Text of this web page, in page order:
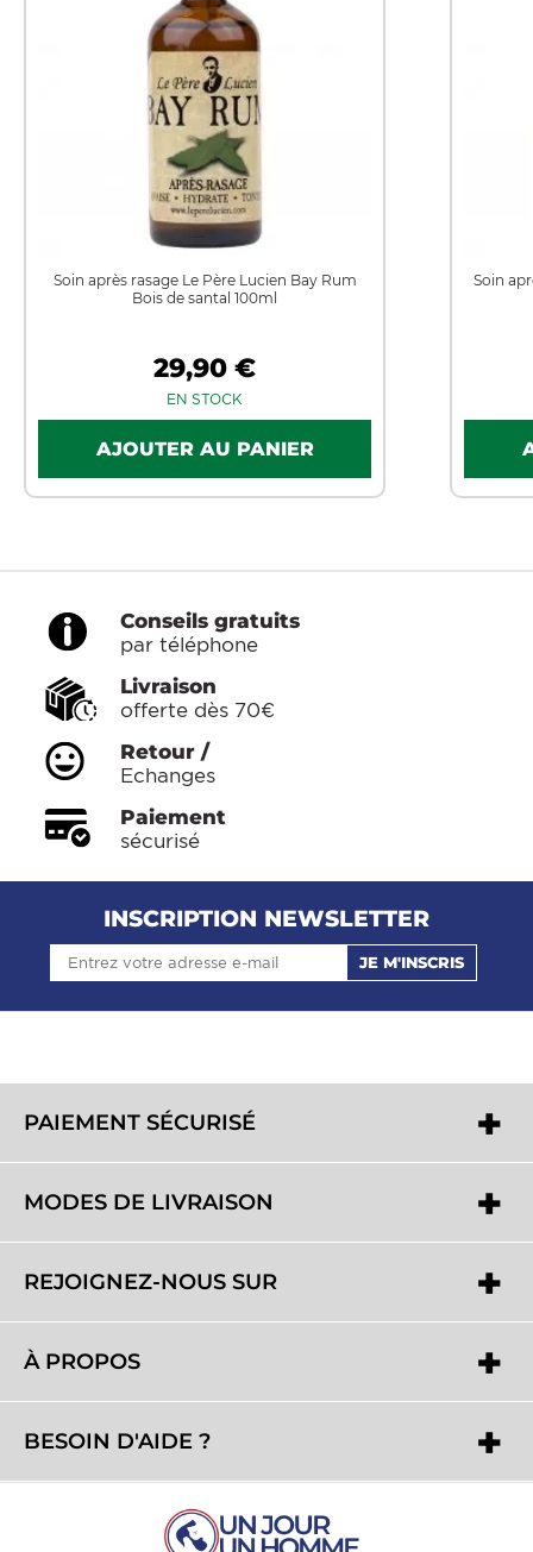
Soin après rasage Le Père Lucien Bay Rum
Bois de santal 100ml
29,90 €
EN STOCK
Soin
Conseils gratuits
par téléphone
Livraison
offerte dès 70€
Retour /
Echanges
Paiement
sécurisé
INSCRIPTION NEWSLETTER
JE M'INSCRIS
PAIEMENT SÉCURISÉ
MODES DE LIVRAISON
REJOIGNEZ-NOUS SUR
À PROPOS
BESOIN D'AIDE ?